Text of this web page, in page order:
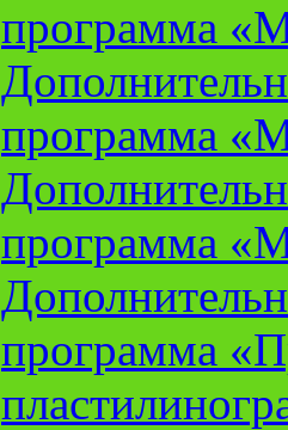
программа
программа
программа
программа